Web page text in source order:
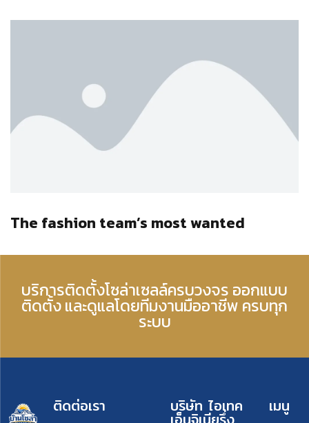
The fashion team’s most wanted
บริการติดตั้งโซล่าเซลล์ครบวงจร ออกแบบ
ติดตั้ง และดูแลโดยทีมงานมืออาชีพ ครบทุก
ระบบ
ติดต่อเรา บริษัท ไอเทค เมนู